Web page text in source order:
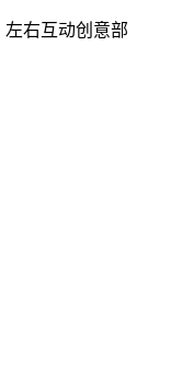
左右互动创意部